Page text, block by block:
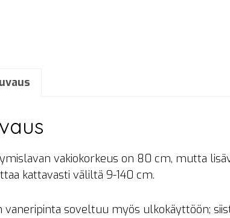
vakiokorkeus on 80 cm, mutta
kattavasti väliltä 9-140 cm.
vaneripinta soveltuu myös ulkokäyttöön;